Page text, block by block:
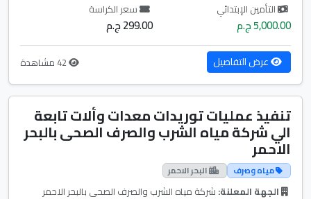
التأمين الإبتدائي
5,000.00 ج.م
سعر الكراسة
299.00 ج.م
عرض التفاصيل
تنفيذ عمليات توريدات معدات وألات تابعة
الي شركة مياه الشرب والصرف الصحى بالبحر
الاحمر
مياه وصرف البحر الاحمر
الجهة المعلنة: شركة مياه الشرب والصرف الصحى بالبحر الاحمر